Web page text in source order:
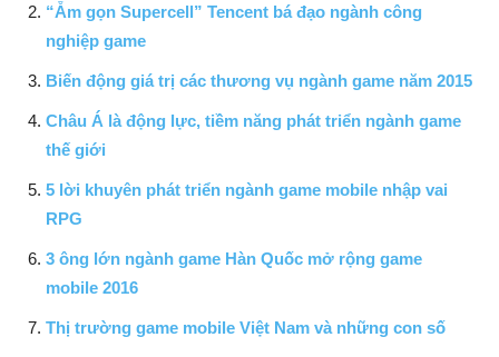
“Ẵm gọn Supercell” Tencent bá đạo ngành công
nghiệp game
Biến động giá trị các thương vụ ngành game năm 2015
Châu Á là động lực, tiềm năng phát triển ngành game
thế giới
5 lời khuyên phát triển ngành game mobile nhập vai
RPG
3 ông lớn ngành game Hàn Quốc mở rộng game
mobile 2016
Thị trường game mobile Việt Nam và những con số